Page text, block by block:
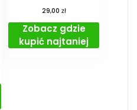
29,00 zł
Zobacz gdzie
kupić najtaniej